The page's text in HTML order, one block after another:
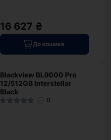
16 627 ₴
До кошика
Blackview BL9000 Pro
12/512GB Interstellar
Black
0